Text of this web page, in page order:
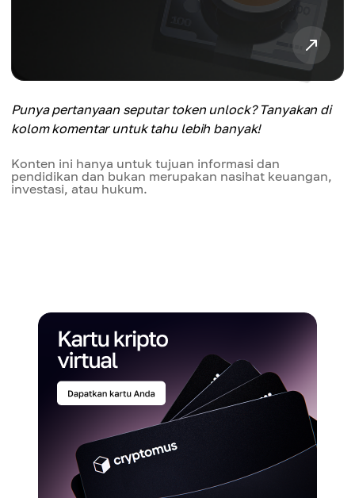
Punya pertanyaan seputar token unlock? Tanyakan di
kolom komentar untuk tahu lebih banyak!
Konten ini hanya untuk tujuan informasi dan
pendidikan dan bukan merupakan nasihat keuangan,
investasi, atau hukum.